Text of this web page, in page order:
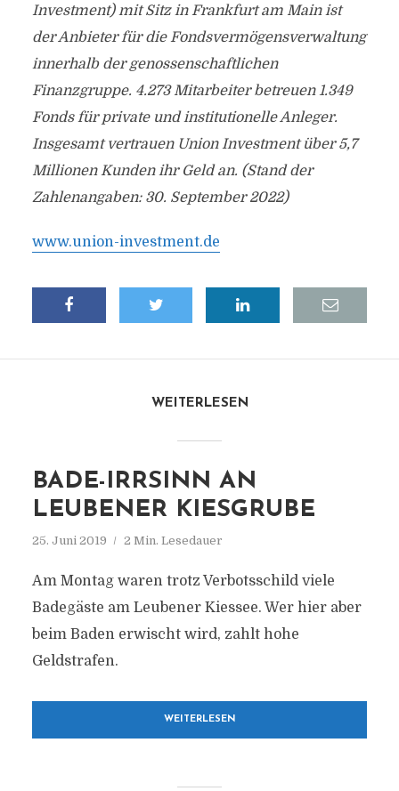
Investment) mit Sitz in Frankfurt am Main ist
der Anbieter für die Fondsvermögensverwaltung
innerhalb der genossenschaftlichen
Finanzgruppe. 4.273 Mitarbeiter betreuen 1.349
Fonds für private und institutionelle Anleger.
Insgesamt vertrauen Union Investment über 5,7
Millionen Kunden ihr Geld an. (Stand der
Zahlenangaben: 30. September 2022)
www.union-investment.de
WEITERLESEN
BADE-IRRSINN AN
LEUBENER KIESGRUBE
25. Juni 2019 2 Min. Lesedauer
Am Montag waren trotz Verbotsschild viele
Badegäste am Leubener Kiessee. Wer hier aber
beim Baden erwischt wird, zahlt hohe
Geldstrafen.
WEITERLESEN